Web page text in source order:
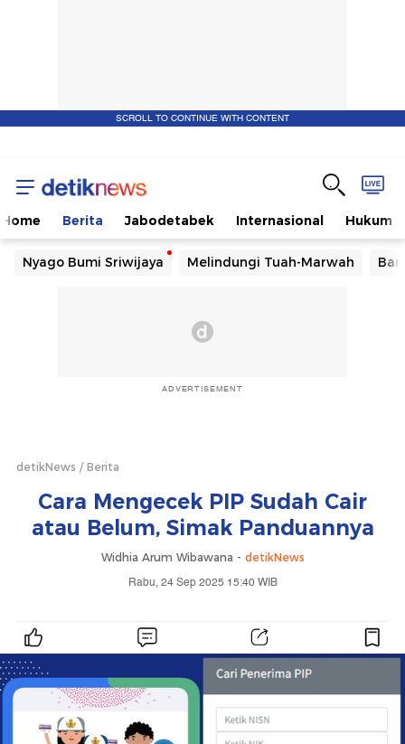
SCROLL TO CONTINUE WITH CONTENT
Home Berita Jabodetabek Internasional Hukum
Nyago Bumi Sriwijaya Melindungi Tuah-Marwah
ADVERTISEMENT
detikNews Berita
Cara Mengecek PIP Sudah Cair
atau Belum, Simak Panduannya
Widhia Arum Wibawana - detikNews
Rabu, 24 Sep 2025 15:40 WIB